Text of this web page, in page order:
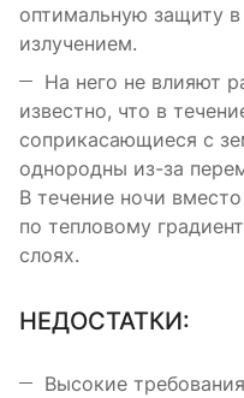
оптимальную защиту в
излучением.
На него не влияют
известно, что в
соприкасающиеся с
однородны из-за
В течение ночи
по тепловому
слоях.
НЕДОСТАТКИ:
Высокие